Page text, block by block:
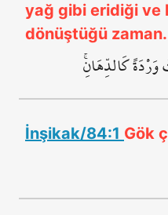
yağ gibi eridiği ve
dönüştüğü
كَالدِّهَانِۚ
İnşikak/84:1 Gök